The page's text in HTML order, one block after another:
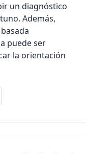
un diagnóstico
Además,
puede ser
la orientación